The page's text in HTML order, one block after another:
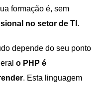
formação é, sem
no setor de TI .
depende do seu ponto
o PHP é
. Esta linguagem